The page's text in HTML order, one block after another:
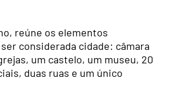
reúne os elementos
considerada cidade: câmara
um castelo, um museu, 20
duas ruas e um único